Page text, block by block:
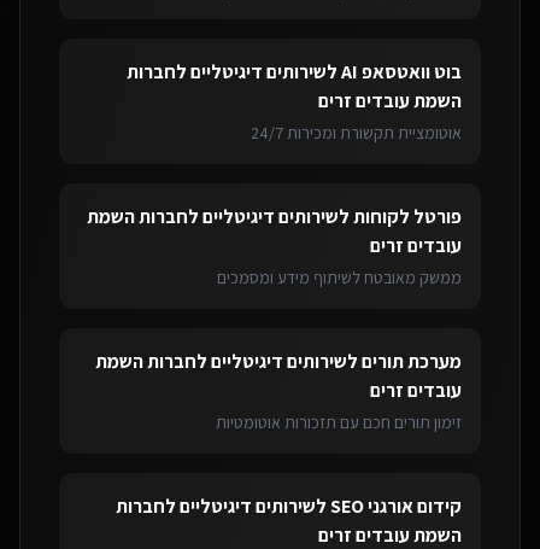
בוט וואטסאפ AI לשירותים דיגיטליים לחברות
השמת עובדים זרים
אוטומציית תקשורת ומכירות 24/7
פורטל לקוחותלשירותים דיגיטליים לחברות השמת
עובדים זרים
ממשק מאובטח לשיתוף מידע ומסמכים
מערכת תוריםלשירותים דיגיטליים לחברות השמת
עובדים זרים
זימון תורים חכם עם תזכורות אוטומטיות
קידום אורגני SEO לשירותים דיגיטליים לחברות
השמת עובדים זרים